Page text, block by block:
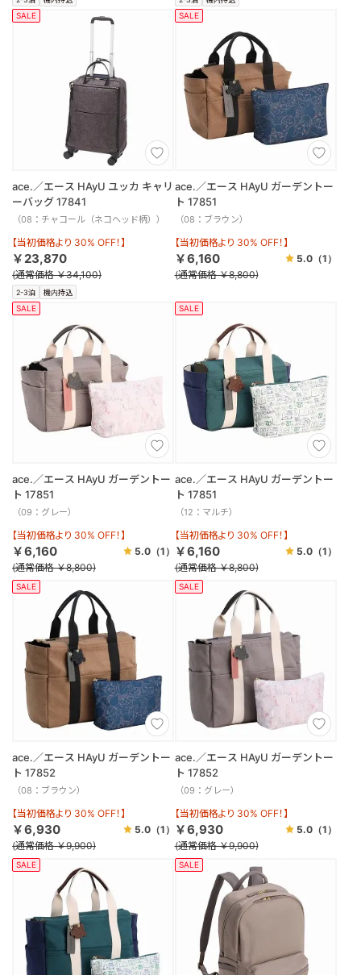
SALE
2-3泊 機内持込
ace.／エース HAyU ユッカ キャリ
ーバッグ 17841
（08：チャコール（ネコヘッド柄））
【当初価格より 30% OFF！】
￥23,870
(通常価格 ￥34,100)
SALE
ace.／エース HAyU ガーデントー
ト 17851
（08：ブラウン）
【当初価格より 30% OFF！】
￥6,160 5.0 （1）
(通常価格 ￥8,800)
SALE
ace.／エース HAyU ガーデントー
ト 17851
（09：グレー）
【当初価格より 30% OFF！】
￥6,160 5.0（1）
(通常価格 ￥8,800)
SALE
ace.／エース HAyU ガーデントー
ト 17851
（12：マルチ）
【当初価格より 30% OFF！】
￥6,160 5.0 （1）
(通常価格 ￥8,800)
SALE
ace.／エース HAyU ガーデントー
ト 17852
（08：ブラウン）
【当初価格より 30% OFF！】
￥6,930 5.0（1）
(通常価格 ￥9,900)
SALE
ace.／エース HAyU ガーデントー
ト 17852
（09：グレー）
【当初価格より 30% OFF！】
￥6,930 5.0 （1）
(通常価格 ￥9,900)
SALE SALE